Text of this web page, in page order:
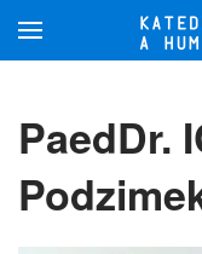
Přejít na hlavní
PaedDr.